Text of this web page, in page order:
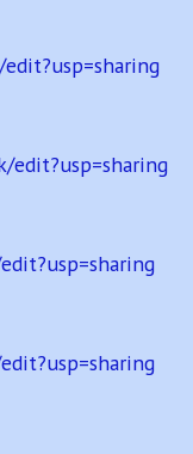
edit?usp=sharing